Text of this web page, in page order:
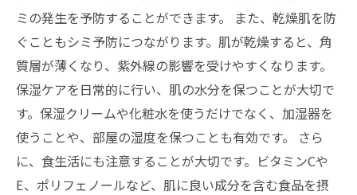
ミの発生を予防することができます。 また、乾燥肌を防
ぐこともシミ予防につながります。肌が乾燥すると、角
質層が薄くなり、紫外線の影響を受けやすくなります。
保湿ケアを日常的に行い、肌の水分を保つことが大切で
す。保湿クリームや化粧水を使うだけでなく、加湿器を
使うことや、部屋の湿度を保つことも有効です。 さら
に、食生活にも注意することが大切です。ビタミンCや
E、ポリフェノールなど、肌に良い成分を含む食品を摂